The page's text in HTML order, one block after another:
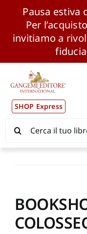
Pausa estiva
Per
invitiamo a
contenuto
SHOP Express
Pubblicazioni
News ed Eventi
CONSIP / MEPA /
per: